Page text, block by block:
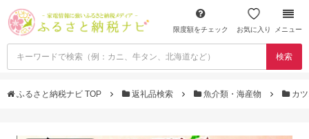
限度額をチェック お気に入り メニュー
検索
ふるさと納税ナビ TOP 返礼品検索 魚介類・海産物 カ